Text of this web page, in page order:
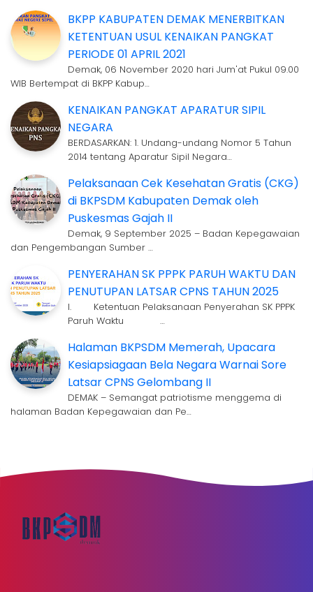
BKPP KABUPATEN DEMAK MENERBITKAN
KETENTUAN USUL KENAIKAN PANGKAT
PERIODE 01 APRIL 2021
Demak, 06 November 2020 hari Jum'at Pukul 09.00
WIB Bertempat di BKPP Kabup…
KENAIKAN PANGKAT APARATUR SIPIL
NEGARA
BERDASARKAN: 1. Undang-undang Nomor 5 Tahun
2014 tentang Aparatur Sipil Negara…
Pelaksanaan Cek Kesehatan Gratis (CKG)
di BKPSDM Kabupaten Demak oleh
Puskesmas Gajah II
Demak, 9 September 2025 – Badan Kepegawaian
dan Pengembangan Sumber …
PENYERAHAN SK PPPK PARUH WAKTU DAN
PENUTUPAN LATSAR CPNS TAHUN 2025
I. Ketentuan Pelaksanaan Penyerahan SK PPPK
Paruh Waktu …
Halaman BKPSDM Memerah, Upacara
Kesiapsiagaan Bela Negara Warnai Sore
Latsar CPNS Gelombang II
DEMAK – Semangat patriotisme menggema di
halaman Badan Kepegawaian dan Pe…